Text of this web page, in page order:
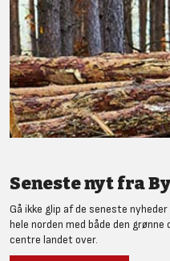
Seneste nyt fra
Gå ikke glip af de seneste
hele norden med både den
centre landet over.